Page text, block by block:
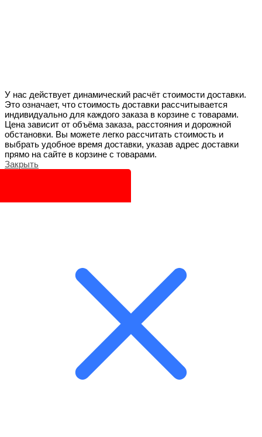
У нас действует динамический расчёт стоимости доставки.
Это означает, что стоимость доставки рассчитывается
индивидуально для каждого заказа в корзине с товарами.
Цена зависит от объёма заказа, расстояния и дорожной
обстановки. Вы можете легко рассчитать стоимость и
выбрать удобное время доставки, указав адрес доставки
прямо на сайте в корзине с товарами.
Закрыть